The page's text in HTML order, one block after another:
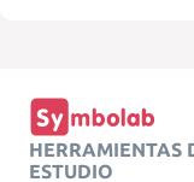
HERRAMIENTAS
ESTUDIO